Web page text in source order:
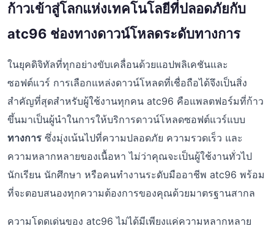
ก้าวเข้าสู่โลกแห่งเทคโนโลยีที่ปลอดภัยกับ
atc96 ช่องทางดาวน์โหลดระดับทางการ
ในยุคดิจิทัลที่ทุกอย่างขับเคลื่อนด้วยแอปพลิเคชันและ
ซอฟต์แวร์ การเลือกแหล่งดาวน์โหลดที่เชื่อถือได้จึงเป็นสิ่ง
สำคัญที่สุดสำหรับผู้ใช้งานทุกคน atc96 คือแพลตฟอร์มที่ก้าว
ขึ้นมาเป็นผู้นำในการให้บริการดาวน์โหลดซอฟต์แวร์แบบ
ทางการ ซึ่งมุ่งเน้นไปที่ความปลอดภัย ความรวดเร็ว และ
ความหลากหลายของเนื้อหา ไม่ว่าคุณจะเป็นผู้ใช้งานทั่วไป
นักเรียน นักศึกษา หรือคนทำงานระดับมืออาชีพ atc96 พร้อม
ที่จะตอบสนองทุกความต้องการของคุณด้วยมาตรฐานสากล
ความโดดเด่นของ atc96 ไม่ได้มีเพียงแค่ความหลากหลาย